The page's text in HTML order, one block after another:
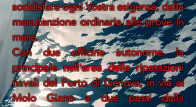
soddisfare ogni Vostra esigenza, dalla
manutenzione ordinaria alle prove in
mare.
Con due officine autonome, la
principale nell'area delle riparazioni
navali del Porto di Genova, in via al
Molo Giano a due passi dalla